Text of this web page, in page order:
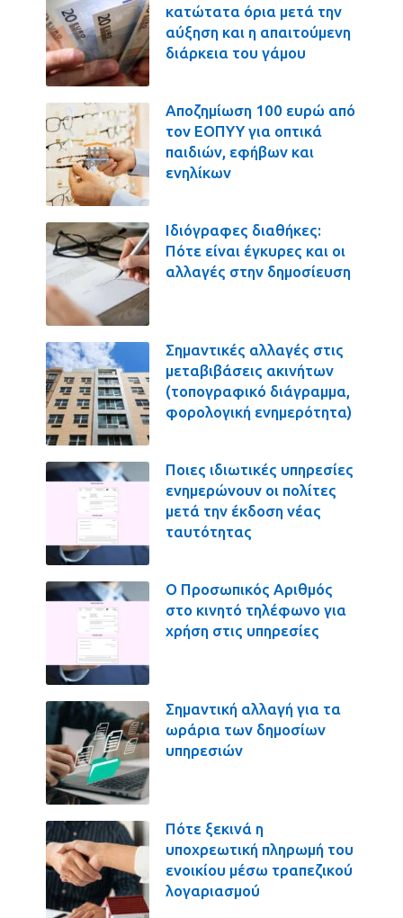
κατώτατα όρια μετά την
αύξηση και η απαιτούμενη
διάρκεια του γάμου
Αποζημίωση 100 ευρώ από
τον ΕΟΠΥΥ για οπτικά
παιδιών, εφήβων και
ενηλίκων
Ιδιόγραφες διαθήκες:
Πότε είναι έγκυρες και οι
αλλαγές στην δημοσίευση
Σημαντικές αλλαγές στις
μεταβιβάσεις ακινήτων
(τοπογραφικό διάγραμμα,
φορολογική ενημερότητα)
Ποιες ιδιωτικές υπηρεσίες
ενημερώνουν οι πολίτες
μετά την έκδοση νέας
ταυτότητας
Ο Προσωπικός Αριθμός
στο κινητό τηλέφωνο για
χρήση στις υπηρεσίες
Σημαντική αλλαγή για τα
ωράρια των δημοσίων
υπηρεσιών
Πότε ξεκινά η
υποχρεωτική πληρωμή του
ενοικίου μέσω τραπεζικού
λογαριασμού